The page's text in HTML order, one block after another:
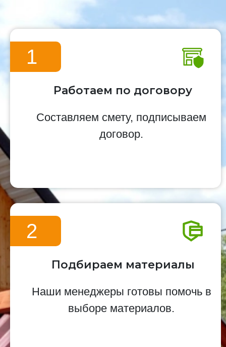
1
Работаем по договору
Составляем смету, подписываем
договор.
2
Подбираем материалы
Наши менеджеры готовы помочь в
выборе материалов.